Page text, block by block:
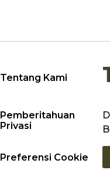
Tentang Kami
Pemberitahuan
Privasi
Preferensi Cookie